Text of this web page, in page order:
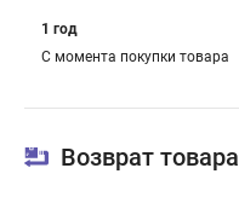
1 год
С момента покупки товара
Возврат товара